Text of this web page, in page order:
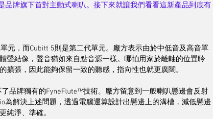
品牌旗下首對主動式喇叭。接下來就讓我們看看這新產品到底有
元，而Cubitt 5則是第二代單元。廠方表示由於中低音及高音單
聲結像，聲音猶如來自點音源一樣。哪怕用家於離軸的位置聆
張，因此能夠保留一致的聽感，指向性也就更廣闊。
品牌獨有的FyneFlute™技術。廠方留意到一般喇叭懸邊會反射
為解決上述問題，透過電腦運算設計出懸邊上的溝槽，減低懸邊
純淨、準確。